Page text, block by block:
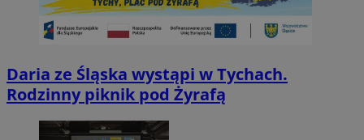
Daria ze Śląska wystąpi w Tychach.
Rodzinny piknik pod Żyrafą